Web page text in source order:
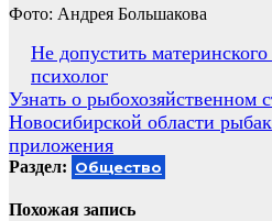
Фото: Андрея Большакова
Навигация
по
записям
Не допустить
психолог
Узнать о рыбохозяйственном
Новосибирской области
приложения
Раздел: Общество
Похожая запись